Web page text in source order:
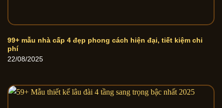
99+ mẫu nhà cấp 4 đẹp phong cách hiện đại, tiết kiệm chi
phí
22/08/2025